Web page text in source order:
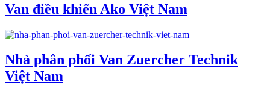
Van điều khiển Ako Việt Nam
Nhà phân phối Van Zuercher Technik
Việt Nam